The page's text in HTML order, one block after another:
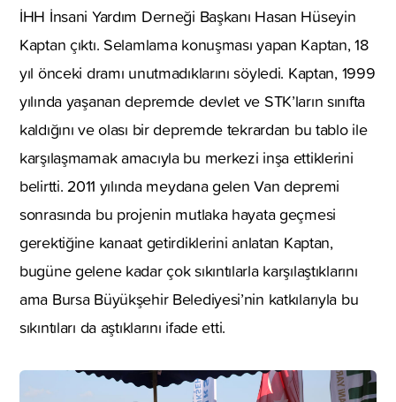
İHH İnsani Yardım Derneği Başkanı Hasan Hüseyin
Kaptan çıktı. Selamlama konuşması yapan Kaptan, 18
yıl önceki dramı unutmadıklarını söyledi. Kaptan, 1999
yılında yaşanan depremde devlet ve STK’ların sınıfta
kaldığını ve olası bir depremde tekrardan bu tablo ile
karşılaşmamak amacıyla bu merkezi inşa ettiklerini
belirtti. 2011 yılında meydana gelen Van depremi
sonrasında bu projenin mutlaka hayata geçmesi
gerektiğine kanaat getirdiklerini anlatan Kaptan,
bugüne gelene kadar çok sıkıntılarla karşılaştıklarını
ama Bursa Büyükşehir Belediyesi’nin katkılarıyla bu
sıkıntıları da aştıklarını ifade etti.